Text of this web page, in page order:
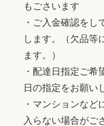
もごさいます
・ご入金確認を
します。（欠品等
ます。）
・配達日指定ご希
日の指定をお願い
・マンションなど
入らない場合がご